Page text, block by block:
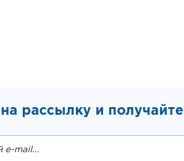
рассылку и